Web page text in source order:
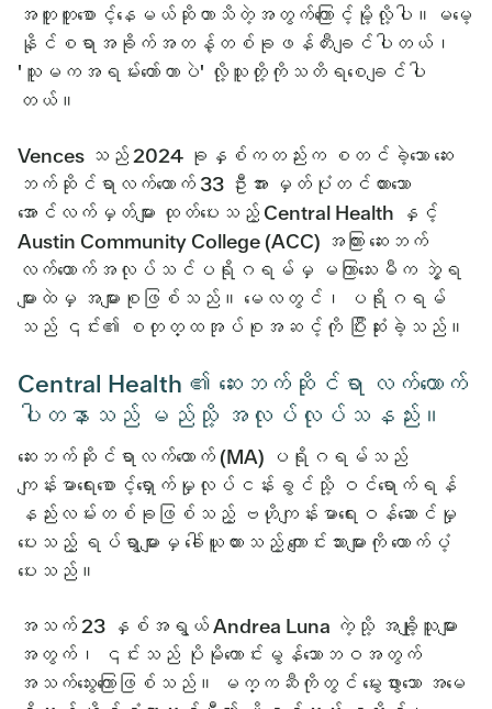
အတူတူစောင့်နေမယ်ဆိုတာသိတဲ့အတွက်ကြောင့်မို့လို့ပါ။မမေ့
နိုင်စရာအခိုက်အတန့်တစ်ခုဖန်တီးချင်ပါတယ်၊
'သူမကအရမ်းတော်တာပဲ' လို့သူတို့ကိုသတိရစေချင်ပါ
တယ်။
Vences သည် 2024 ခုနှစ်ကတည်းက စတင်ခဲ့သော ဆေး
ဘက်ဆိုင်ရာလက်ထောက် 33 ဦးအား မှတ်ပုံတင်ထားသော
အောင်လက်မှတ်များ ထုတ်ပေးသည့် Central Health နှင့်
Austin Community College (ACC) အကြား ဆေးဘက်
လက်ထောက်အလုပ်သင်ပရိုဂရမ်မှ မကြာသေးမီက ဘွဲ့ရ
များထဲမှ အများစုဖြစ်သည်။ မေလတွင်၊ ပရိုဂရမ်
သည် ၎င်း၏ စတုတ္ထအုပ်စုအဆင့်ကို ပြီးဆုံးခဲ့သည်။
Central Health ၏ ဆေးဘက်ဆိုင်ရာ လက်ထောက်
ပါတနာသည် မည်သို့ အလုပ်လုပ်သနည်း။
ဆေးဘက်ဆိုင်ရာလက်ထောက် (MA) ပရိုဂရမ်သည်
ကျန်းမာရေးစောင့်ရှောက်မှုလုပ်ငန်းခွင်သို့ ဝင်ရောက်ရန်
နည်းလမ်းတစ်ခုဖြစ်သည့် ဗဟိုကျန်းမာရေးဝန်ဆောင်မှု
ပေးသည့် ရပ်ရွာများမှ ခေါ်ယူထားသည့် ကျောင်းသားများကို ထောက်ပံ့
ပေးသည်။
အသက် 23 နှစ်အရွယ် Andrea Luna ကဲ့သို့ အချို့သူများ
အတွက်၊ ၎င်းသည် ပိုမိုကောင်းမွန်သောဘဝအတွက်
အသက်သွေးကြောဖြစ်သည်။ မက္ကဆီကိုတွင် မွေးဖွားသော အမေ